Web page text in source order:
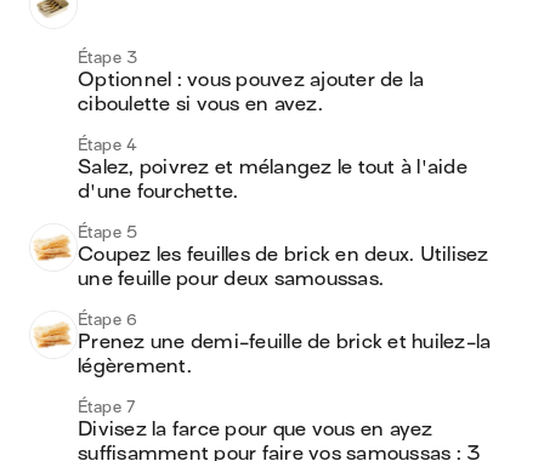
Étape 3
Optionnel : vous pouvez ajouter de la
ciboulette si vous en avez.
Étape 4
Salez, poivrez et mélangez le tout à l'aide
d'une fourchette.
Étape 5
Coupez les feuilles de brick en deux. Utilisez
une feuille pour deux samoussas.
Étape 6
Prenez une demi-feuille de brick et huilez-la
légèrement.
Étape 7
Divisez la farce pour que vous en ayez
suffisamment pour faire vos samoussas : 3